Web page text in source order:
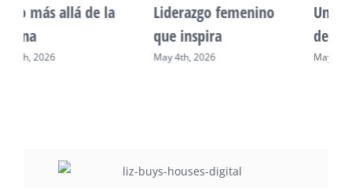
Unidad, cultura y
desarrollo comunitario
May 2nd, 2026
Sueño venezolano en
Philadelphia
May 7th, 2026